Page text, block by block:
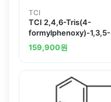
TCI
TCI 2,4,6-Tris(4-
formylphenoxy)-1,3,5-
triazine
159,900원